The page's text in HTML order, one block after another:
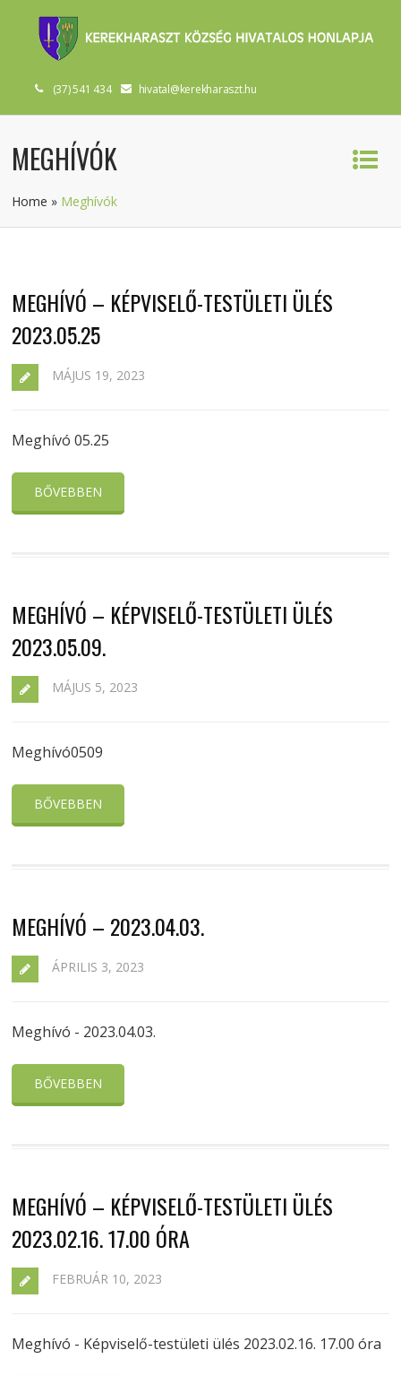
(37) 541 434 hivatal@kerekharaszt.hu
MEGHÍVÓK
Home » Meghívók
MEGHÍVÓ – KÉPVISELŐ-TESTÜLETI ÜLÉS
2023.05.25
MÁJUS 19, 2023
Meghívó 05.25
BŐVEBBEN
MEGHÍVÓ – KÉPVISELŐ-TESTÜLETI ÜLÉS
2023.05.09.
MÁJUS 5, 2023
Meghívó0509
BŐVEBBEN
MEGHÍVÓ – 2023.04.03.
ÁPRILIS 3, 2023
Meghívó - 2023.04.03.
BŐVEBBEN
MEGHÍVÓ – KÉPVISELŐ-TESTÜLETI ÜLÉS
2023.02.16. 17.00 ÓRA
FEBRUÁR 10, 2023
Meghívó - Képviselő-testületi ülés 2023.02.16. 17.00 óra